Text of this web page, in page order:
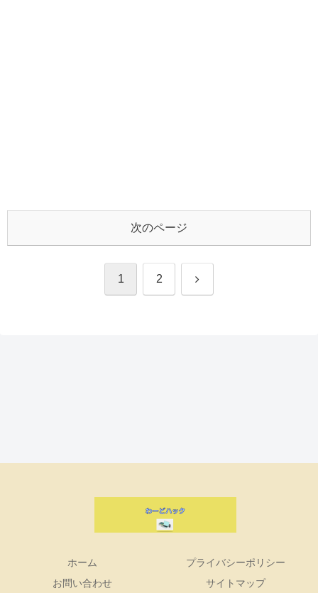
次のページ
1 2 次
ホーム
プライバシーポリシー
お問い合わせ
サイトマップ